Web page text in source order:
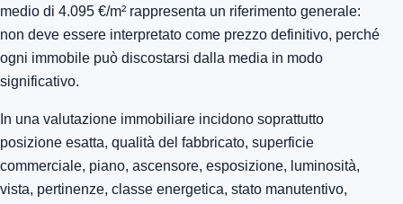
medio di 4.095 €/m² rappresenta un riferimento generale:
non deve essere interpretato come prezzo definitivo, perché
ogni immobile può discostarsi dalla media in modo
significativo.
In una valutazione immobiliare incidono soprattutto
posizione esatta, qualità del fabbricato, superficie
commerciale, piano, ascensore, esposizione, luminosità,
vista, pertinenze, classe energetica, stato manutentivo,